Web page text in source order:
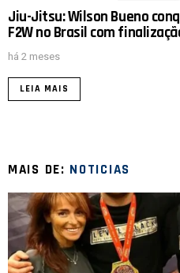
Jiu-Jitsu: Wilson Bueno
F2W no Brasil com
há 2 meses
LEIA MAIS
MAIS DE: NOTICIAS